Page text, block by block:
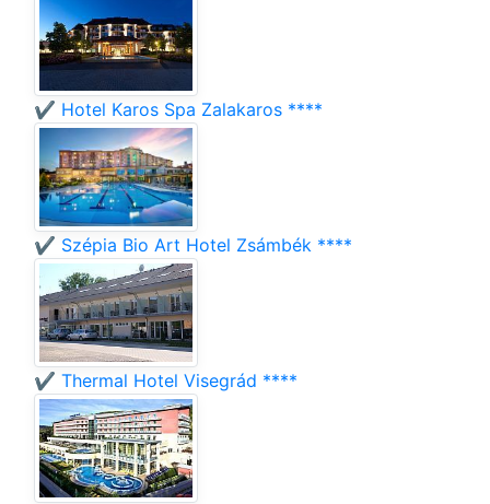
✔️ Hotel Karos Spa Zalakaros ****
✔️ Szépia Bio Art Hotel Zsámbék ****
✔️ Thermal Hotel Visegrád ****